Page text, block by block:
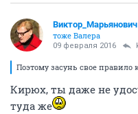
Виктор_Марьянович
тоже Валера
09 февраля 2016
Поэтому засунь свое правило
Кирюх, ты даже не
туда же